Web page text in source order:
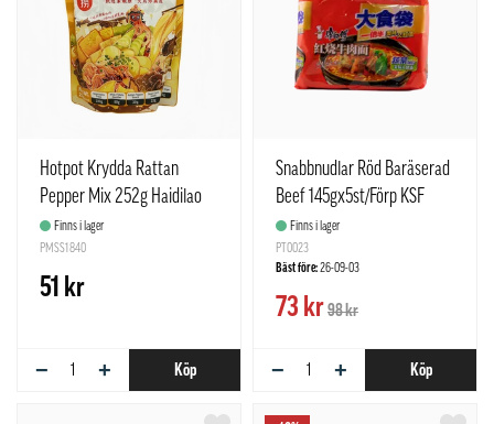
Hotpot Krydda Rattan
Pepper Mix 252g Haidilao
KinaFinns i lager
PMSS1840
51 kr
− + Köp
Snabbnudlar Röd Baräserad
Beef 145gx5st/Förp KSF
KinaFinns i lager
PT0023
Bäst före:26-09-03
73 kr98 kr
− + Köp